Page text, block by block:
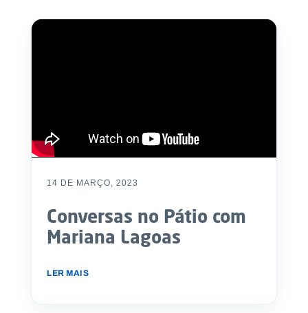
14 DE MARÇO, 2023
Conversas no Pátio com
Mariana Lagoas
LER MAIS